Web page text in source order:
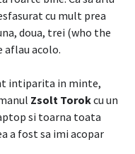
cu mult prea
doua, trei (who the
aflau acolo.
intiparita in minte,
Zsolt Torokcu un
si toarna toata
a fost sa imi acopar